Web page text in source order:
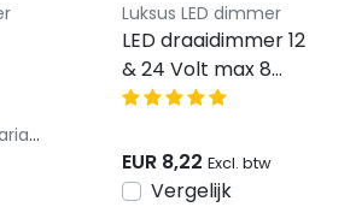
products.more_variants_available
Luksus LED dimmer
LED draaidimmer 12
& 24 Volt max 8
ampere - Zwart
EUR 8,22 Excl. btw
Vergelijk